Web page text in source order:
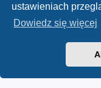
ustawieniach
Dowiedz się więcej